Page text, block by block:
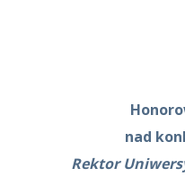
nad
Rektor